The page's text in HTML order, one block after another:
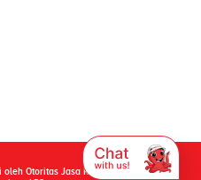
Otoritas Jasa Keuangan & Bank